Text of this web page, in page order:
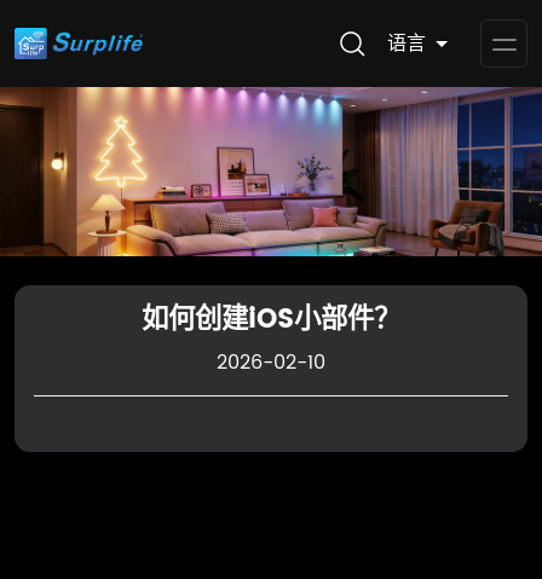
语言
如何创建iOS小部件？
2026-02-10